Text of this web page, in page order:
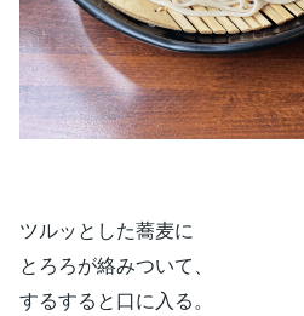
ツルッとした蕎麦に
とろろが絡みついて、
するすると口に入る。